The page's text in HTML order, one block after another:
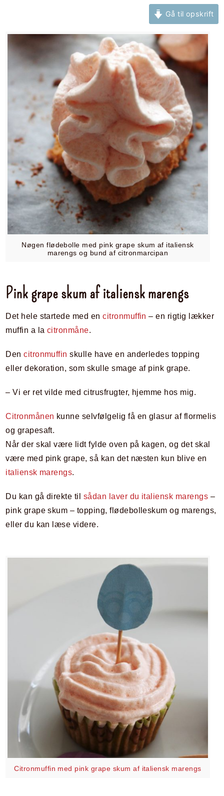
Gå til opskrift
Nøgen flødebolle med pink grape skum af italiensk
marengs og bund af citronmarcipan
Pink grape skum af italiensk marengs
Det hele startede med encitronmuffin – en rigtig lækker
muffin a la citronmåne.
Dencitronmuffin skulle have en anderledes topping
eller dekoration, som skulle smage af pink grape.
– Vi er ret vilde med citrusfrugter, hjemme hos mig.
Citronmånen kunne selvfølgelig få en glasur af flormelis
og grapesaft.
Når der skal være lidt fylde oven på kagen, og det skal
være med pink grape, så kan det næsten kun blive en
italiensk marengs.
Du kan gå direkte til sådan laver du italiensk marengs –
pink grape skum – topping, flødebolleskum og marengs,
eller du kan læse videre.
Citronmuffin med pink grape skum af italiensk marengs